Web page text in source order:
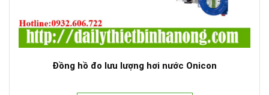
Đồng hồ đo lưu lượng hơi nước Onicon